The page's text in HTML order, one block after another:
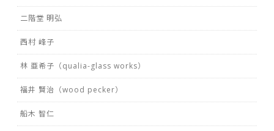
二階堂 明弘
西村 峰子
林 亜希子（qualia-glass works）
福井 賢治（wood pecker）
船木 智仁